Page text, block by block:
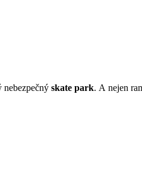
nebezpečný skate park. A nejen